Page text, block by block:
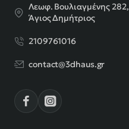
Λεωφ. Βουλιαγμένης 282,
Άγιος Δημήτριος
2109761016
contact@3dhaus.gr